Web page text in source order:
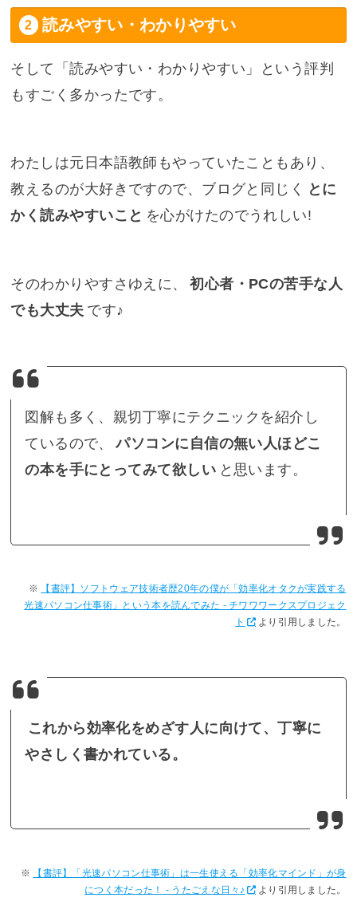
読みやすい・わかりやすい
そして「読みやすい・わかりやすい」という評判
もすごく多かったです。
わたしは元日本語教師もやっていたこともあり、
教えるのが大好きですので、ブログと同じく
とに
かく読みやすいこと を心がけたのでうれしい!
そのわかりやすさゆえに、
初心者・PCの苦手な人
でも大丈夫 です♪
図解も多く、親切丁寧にテクニックを紹介し
ているので、
パソコンに自信の無い人ほどこ
の本を手にとってみて欲しい と思います。
【書評】ソフトウェア技術者歴20年の僕が「効率化オタクが実践する
光速パソコン仕事術」という本を読んでみた - チワワワークスプロジェク
ト
より引用しました。
これから効率化をめざす人に向けて、丁寧に
やさしく書かれている。
【書評】「光速パソコン仕事術」は一生使える「効率化マインド」が身
につく本だった！ - うたごえな日々♪
より引用しました。